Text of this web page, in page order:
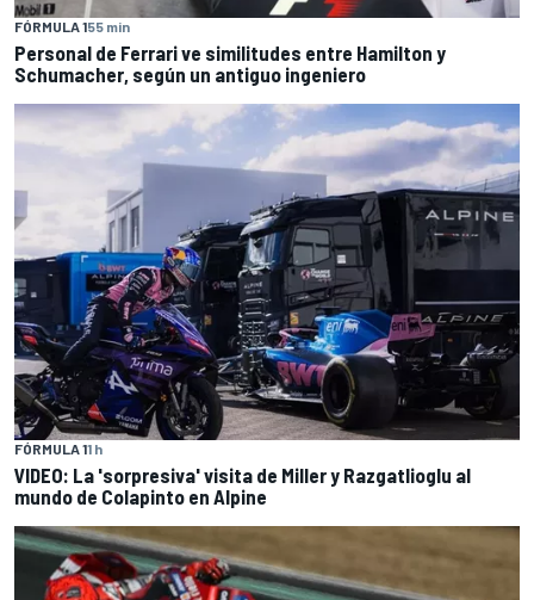
FÓRMULA 155 min
Personal de Ferrari ve similitudes entre Hamilton y
Schumacher, según un antiguo ingeniero
FÓRMULA 11 h
VIDEO: La 'sorpresiva' visita de Miller y Razgatlioglu al
mundo de Colapinto en Alpine